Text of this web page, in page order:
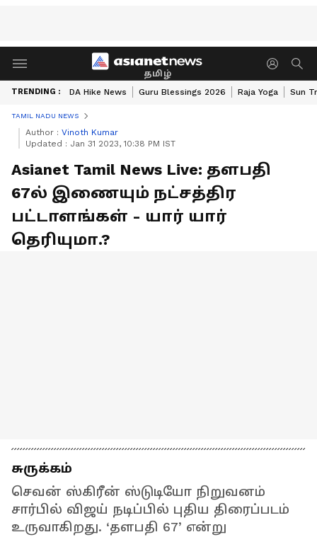
தமிழ்
TRENDING : DA Hike News Guru Blessings 2026 Raja Yoga Sun
TAMIL NADU NEWS
Author : Vinoth Kumar
Updated : Jan 31 2023, 10:38 PM IST
Asianet Tamil News Live: தளபதி
67ல் இணையும் நட்சத்திர
பட்டாளங்கள் - யார் யார்
தெரியுமா.?
சுருக்கம்
செவன் ஸ்கிரீன் ஸ்டுடியோ நிறுவனம்
சார்பில் விஜய் நடிப்பில் புதிய திரைப்படம்
உருவாகிறது. ‘தளபதி 67’ என்று